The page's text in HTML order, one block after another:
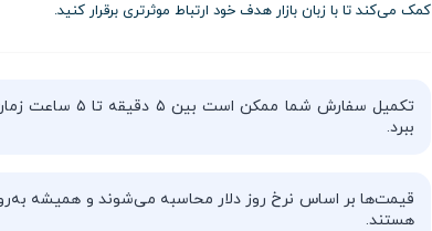
کمک می‌کند تا با زبان بازار هدف خود ارتباط موثرتری برقرار کنید.
تکمیل سفارش شما ممکن است بین ۵ دقیقه تا ۵
ببرد.
قیمت‌ها بر اساس نرخ روز دلار محاسبه می‌شوند و همیشه
هستند.